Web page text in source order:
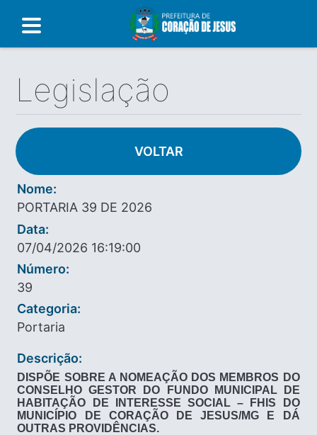
Legislação
VOLTAR
Nome:
PORTARIA 39 DE 2026
Data:
07/04/2026 16:19:00
Número:
39
Categoria:
Portaria
Descrição:
DISPÕE SOBRE A NOMEAÇÃO DOS MEMBROS DO
CONSELHO GESTOR DO FUNDO MUNICIPAL DE
HABITAÇÃO DE INTERESSE SOCIAL – FHIS DO
MUNICÍPIO DE CORAÇÃO DE JESUS/MG E DÁ
OUTRAS PROVIDÊNCIAS.